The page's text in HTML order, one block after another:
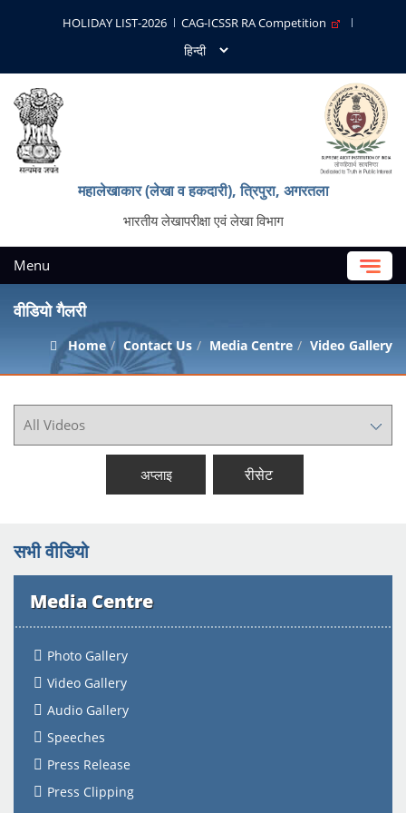
HOLIDAY LIST-2026 CAG-ICSSR RA Competition
महालेखाकार (लेखा व हकदारी), त्रिपुरा, अगरतला
भारतीय लेखापरीक्षा एवं लेखा विभाग
Menu
वीडियो गैलरी
Home Contact Us Media Centre Video Gallery
अप्लाइ रीसेट
सभी वीडियो
Media Centre
Photo Gallery
Video Gallery
Audio Gallery
Speeches
Press Release
Press Clipping